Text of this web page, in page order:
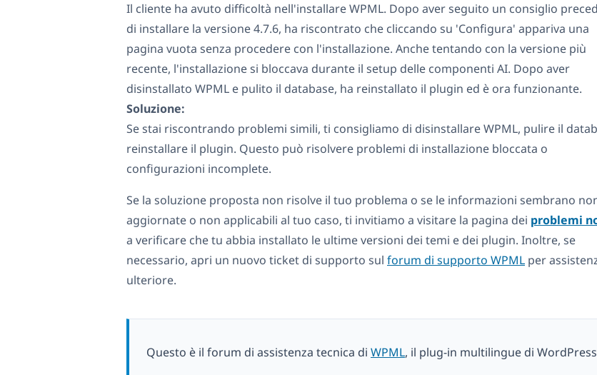
Il cliente ha avuto difficoltà nell'installare WPML. Dopo aver seguito un consiglio
di installare la versione 4.7.6, ha riscontrato che cliccando su 'Configura' appariva una
pagina vuota senza procedere con l'installazione. Anche tentando con la versione più
recente, l'installazione si bloccava durante il setup delle componenti AI. Dopo aver
disinstallato WPML e pulito il database, ha reinstallato il plugin ed è ora funzionante.
Soluzione:
Se stai riscontrando problemi simili, ti consigliamo di disinstallare WPML, pulire il
reinstallare il plugin. Questo può risolvere problemi di installazione bloccata o
configurazioni incomplete.
Se la soluzione proposta non risolve il tuo problema o se le informazioni sembrano
aggiornate o non applicabili al tuo caso, ti invitiamo a visitare la pagina dei problemi
a verificare che tu abbia installato le ultime versioni dei temi e dei plugin. Inoltre, se
necessario, apri un nuovo ticket di supporto sul forum di supporto WPML per
ulteriore.
Questo è il forum di assistenza tecnica di WPML, il plug-in multilingue di